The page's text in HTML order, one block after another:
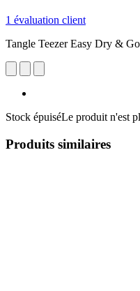
1 évaluation client
Tangle Teezer Easy Dry &
Stock épuiséLe produit n'est
Produits similaires